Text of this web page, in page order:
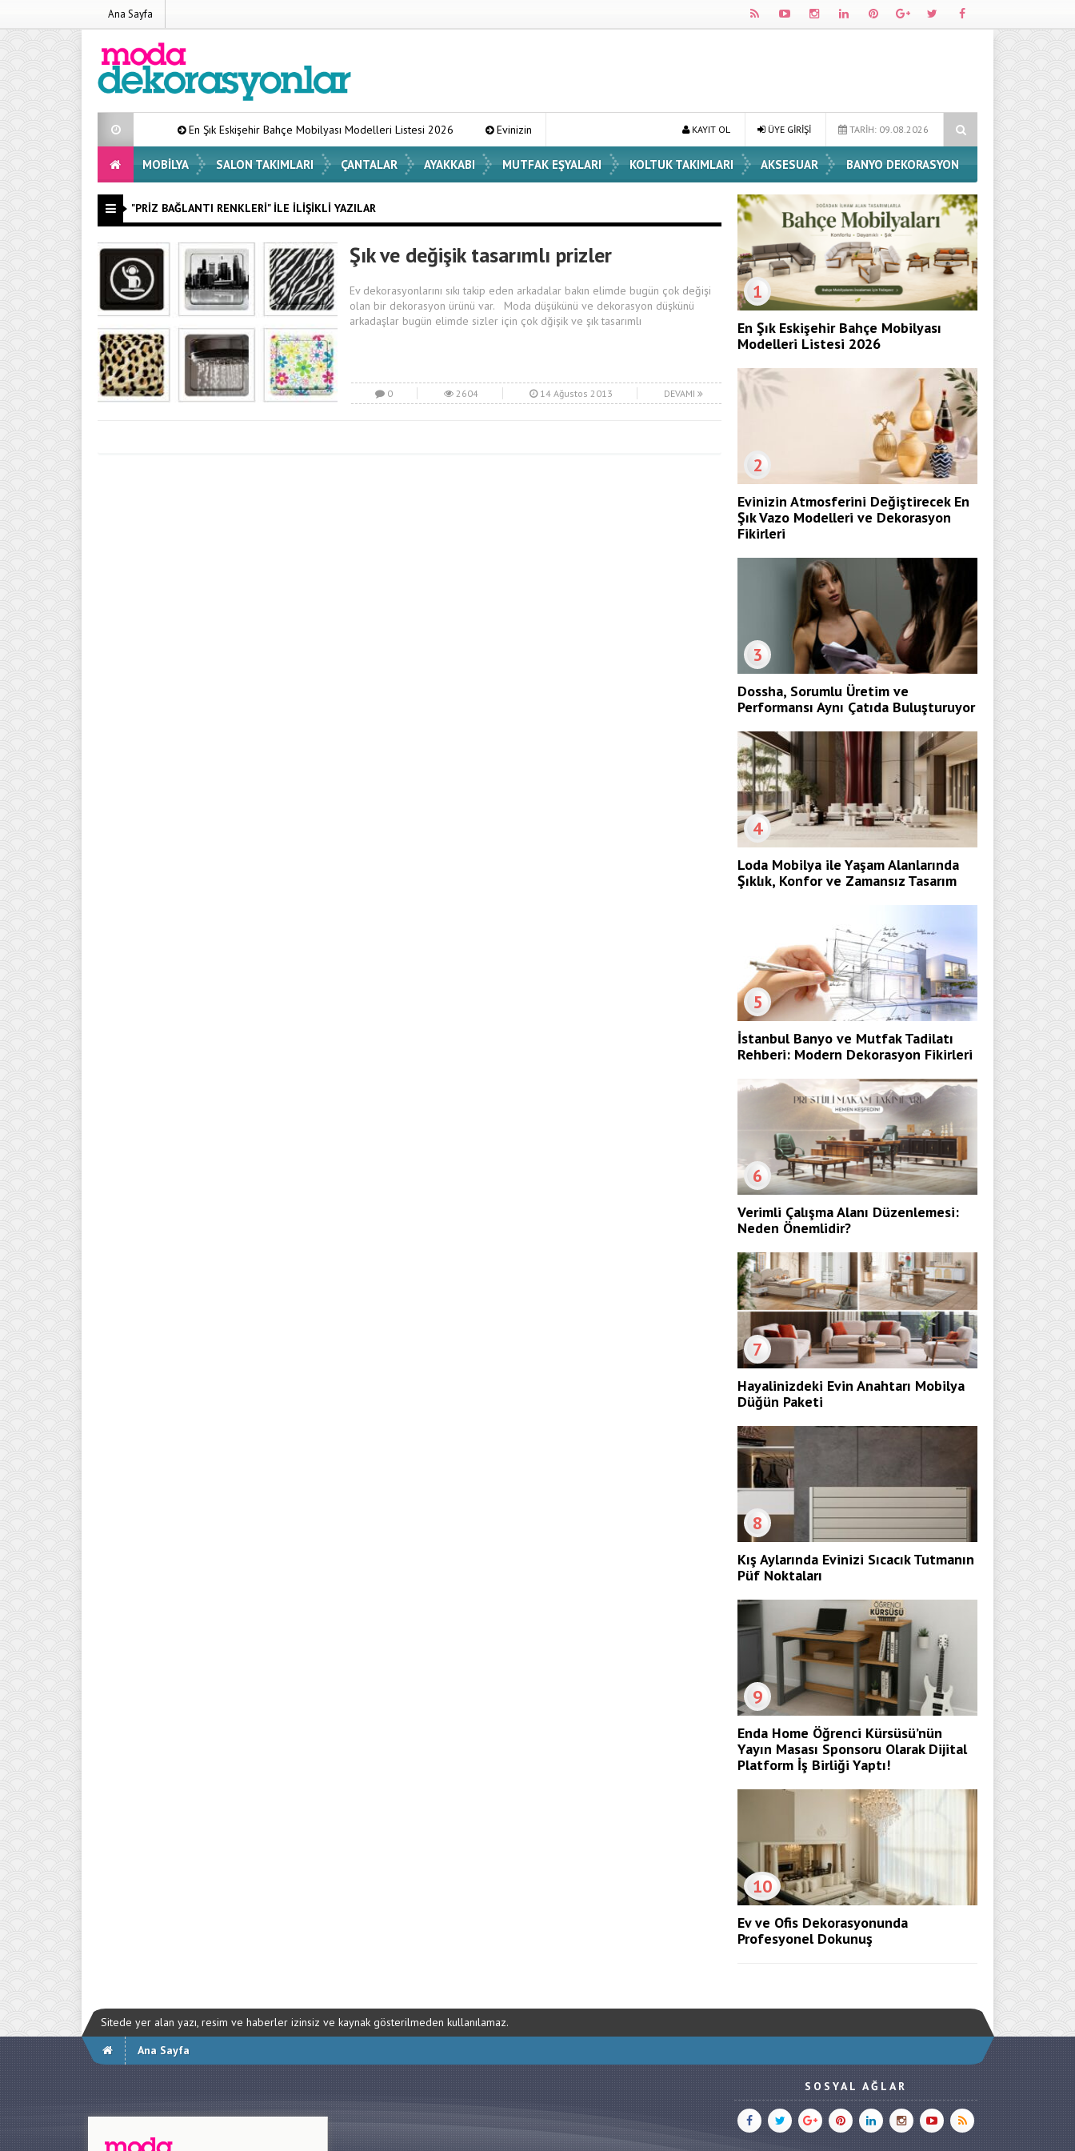
Ana Sayfa
En Şık Eskişehir Bahçe Mobilyası Modelleri Listesi 2026 Evinizin Atmosferini Değiştirecek En Şık Vazo Modelleri ve Dekorasyon Fikirleri Dossha, Sorumlu Üretim ve Performansı
TARİH: 09.08.2026
ÜYE GİRİŞİ
KAYIT OL
MOBILYA SALON TAKIMLARI ÇANTALAR AYAKKABI MUTFAK EŞYALARI KOLTUK TAKIMLARI AKSESUAR BANYO DEKORASYON
"PRIZ BAĞLANTI RENKLERI" ILE İLIŞIKLI YAZILAR
Şık ve değişik tasarımlı prizler
Ev dekorasyonlarını sıkı takip eden arkadalar bakın elimde bugün çok değişi
olan bir dekorasyon ürünü var. Moda düşükünü ve dekorasyon düşkünü
arkadaşlar bugün elimde sizler için çok dğişik ve şık tasarımlı
0 2604 14 Ağustos 2013 DEVAMI
1
En Şık Eskişehir Bahçe Mobilyası
Modelleri Listesi 2026
2
Evinizin Atmosferini Değiştirecek En
Şık Vazo Modelleri ve Dekorasyon
Fikirleri
3
Dossha, Sorumlu Üretim ve
Performansı Aynı Çatıda Buluşturuyor
4
Loda Mobilya ile Yaşam Alanlarında
Şıklık, Konfor ve Zamansız Tasarım
5
İstanbul Banyo ve Mutfak Tadilatı
Rehberi: Modern Dekorasyon Fikirleri
6
Verimli Çalışma Alanı Düzenlemesi:
Neden Önemlidir?
7
Hayalinizdeki Evin Anahtarı Mobilya
Düğün Paketi
8
Kış Aylarında Evinizi Sıcacık Tutmanın
Püf Noktaları
9
Enda Home Öğrenci Kürsüsü’nün
Yayın Masası Sponsoru Olarak Dijital
Platform İş Birliği Yaptı!
10
Ev ve Ofis Dekorasyonunda
Profesyonel Dokunuş
Sitede yer alan yazı, resim ve haberler izinsiz ve kaynak gösterilmeden kullanılamaz.
Ana Sayfa
SOSYAL AĞLAR